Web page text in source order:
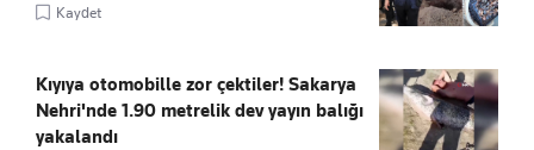
Kaydet
Kıyıya otomobille zor çektiler! Sakarya
Nehri'nde 1.90 metrelik dev yayın balığı
yakalandı